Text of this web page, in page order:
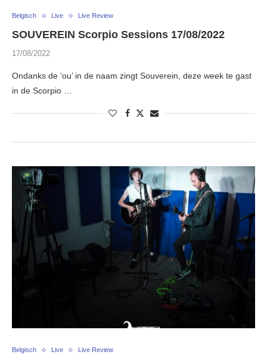
Belgisch Live Live Review
SOUVEREIN Scorpio Sessions 17/08/2022
17/08/2022
Ondanks de ‘ou’ in de naam zingt Souverein, deze week te gast
in de Scorpio …
Belgisch Live Live Review